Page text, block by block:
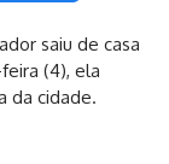
saiu de casa
(4), ela
da cidade.